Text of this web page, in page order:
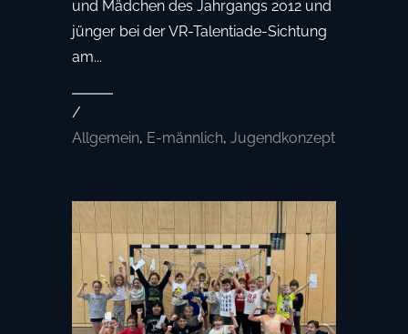
und Mädchen des Jahrgangs 2012 und
jünger bei der VR-Talentiade-Sichtung
am...
/
Allgemein, E-männlich, Jugendkonzept